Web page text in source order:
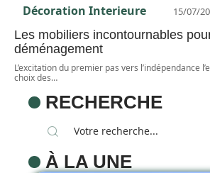
Décoration Interieure 15/07/
Les mobiliers incontournables
déménagement
L’excitation du premier pas vers l’indépendance
choix des…
RECHERCHE
À LA UNE